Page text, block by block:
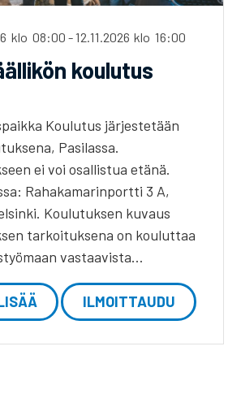
klo 08:00 -12.11.2026 klo 16:00
koulutus
Koulutus järjestetään
Pasilassa.
ei voi osallistua etänä.
Rahakamarinportti 3 A,
Koulutuksen kuvaus
tarkoituksena on kouluttaa
vastaavista…
ILMOITTAUDU